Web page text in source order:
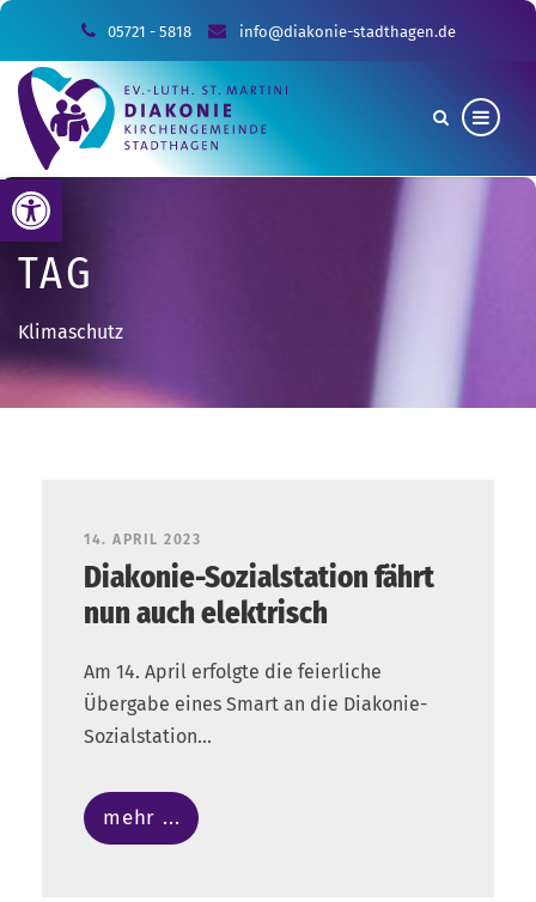
Werkzeugleiste öffnen
05721 - 5818 info@diakonie-stadthagen.de
TAG
Klimaschutz
14. APRIL 2023
Diakonie-Sozialstation fährt
nun auch elektrisch
Am 14. April erfolgte die feierliche
Übergabe eines Smart an die Diakonie-
Sozialstation...
mehr ...